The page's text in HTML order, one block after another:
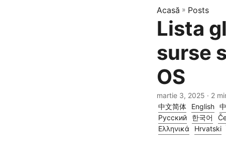
Acasă » Posts
Lista
surse
OS
martie 3, 2025 · 2
中文简体
English
Русский
한국어
Ελληνικά
Hrvatski